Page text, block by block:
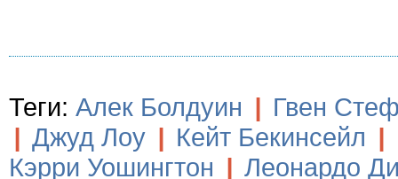
Теги: Алек Болдуин | Гвен
| Джуд Лоу | Кейт Бекинсейл |
Кэрри Уошингтон | Леонардо